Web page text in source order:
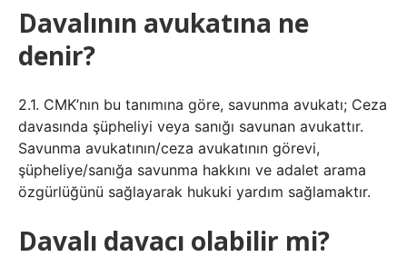
Davalının avukatına ne
denir?
2.1. CMK’nın bu tanımına göre, savunma avukatı; Ceza
davasında şüpheliyi veya sanığı savunan avukattır.
Savunma avukatının/ceza avukatının görevi,
şüpheliye/sanığa savunma hakkını ve adalet arama
özgürlüğünü sağlayarak hukuki yardım sağlamaktır.
Davalı davacı olabilir mi?